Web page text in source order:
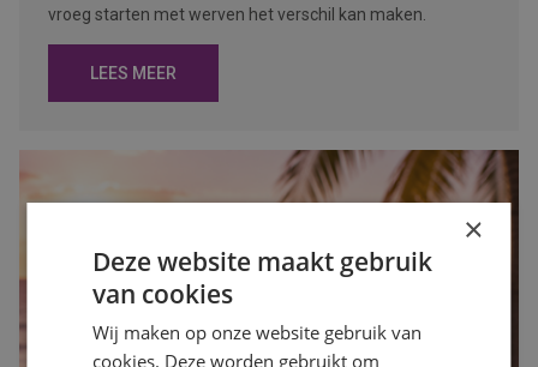
vroeg starten met werven het verschil kan maken.
LEES MEER
×
Deze website maakt gebruik
van cookies
Wij maken op onze website gebruik van
cookies. Deze worden gebruikt om